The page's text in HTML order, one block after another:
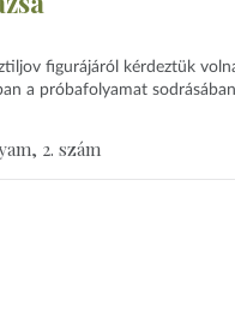
figurájáról kérdeztük
a próbafolyamat sodrásában
2. szám